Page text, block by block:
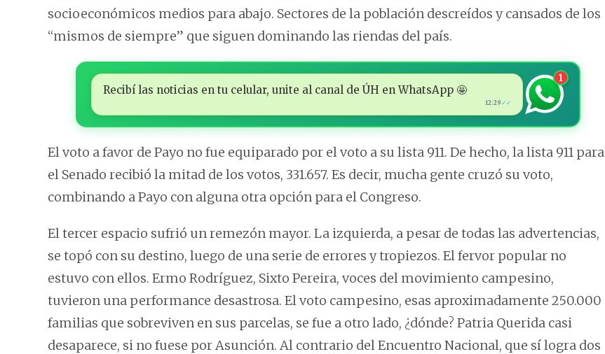
socioeconómicos medios para abajo. Sectores de la población descreídos y cansados de los
“mismos de siempre” que siguen dominando las riendas del país.
Recibí las noticias en tu celular, unite al canal de ÚH en WhatsApp 🤩
12:29 ✓✓
1
El voto a favor de Payo no fue equiparado por el voto a su lista 911. De hecho, la lista 911 para
el Senado recibió la mitad de los votos, 331.657. Es decir, mucha gente cruzó su voto,
combinando a Payo con alguna otra opción para el Congreso.
El tercer espacio sufrió un remezón mayor. La izquierda, a pesar de todas las advertencias,
se topó con su destino, luego de una serie de errores y tropiezos. El fervor popular no
estuvo con ellos. Ermo Rodríguez, Sixto Pereira, voces del movimiento campesino,
tuvieron una performance desastrosa. El voto campesino, esas aproximadamente 250.000
familias que sobreviven en sus parcelas, se fue a otro lado, ¿dónde? Patria Querida casi
desaparece, si no fuese por Asunción. Al contrario del Encuentro Nacional, que sí logra dos